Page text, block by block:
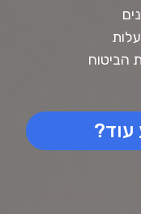
הביטוח
עוד?